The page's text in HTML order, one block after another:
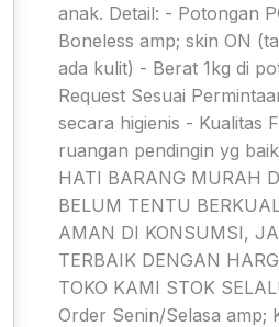
anak. Detail: - Potongan
Boneless amp; skin ON
ada kulit) - Berat 1kg di
Request Sesuai
secara higienis - Kualitas
ruangan pendingin yg
HATI BARANG MURAH
BELUM TENTU
AMAN DI KONSUMSI,
TERBAIK DENGAN
TOKO KAMI STOK
Order Senin/Selasa amp;